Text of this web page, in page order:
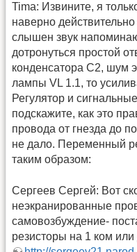
Tima: Извините, я
наверно
слышен звук
дотронуться простой
конденсатора C2, шум
лампы VL 1.1, то
Регулятор и
подскажите, как это
провода от гнезда до
не дало. Переменный
таким образом:
Сергеев Сергей: Вот
неэкранированные
самовозбуждение-
резисторы на 1 ком или